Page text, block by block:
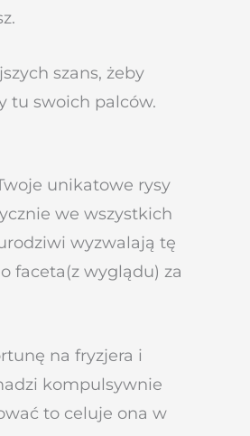
szans, żeby
tu swoich palców.
unikatowe rysy
we wszystkich
wyzwalają tę
faceta(z wyglądu) za
na fryzjera i
kompulsywnie
to celuje ona w